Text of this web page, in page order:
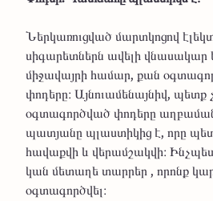
Ներկառուցված մարտկոցով
սիգարետներն ավելի վնասակար
միջավայրի համար, քան
փոդերը։ Այնուամենայնիվ, պետք
օգտագործված փոդերը
պատյանը պլաստիկից է, որը
հավաքվի և վերամշակվի։
կան մետաղե տարրեր , որոնք
օգտագործվել։